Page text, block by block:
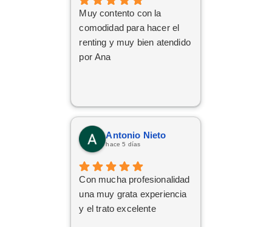
atentas, profesionales y
cercanas. ¡Muchísimas
gracias por todo!
Muy contento con la
comodidad para hacer el
renting y muy bien atendido
por Ana
Antonio Nieto
hace 5 días
Con mucha profesionalidad
una muy grata experiencia
y el trato excelente